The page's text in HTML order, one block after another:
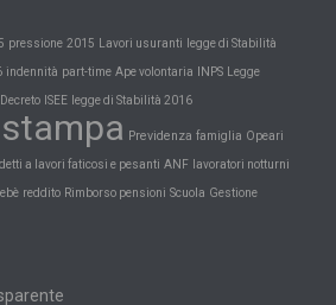
pressione 2015 Lavori usuranti legge di Stabilità
indennità part-time Ape volontaria INPS Legge
Decreto ISEE legge di Stabilità 2016
Previdenza famiglia Opeari
a lavori faticosi e pesanti ANF lavoratori notturni
reddito Rimborso pensioni Scuola Gestione